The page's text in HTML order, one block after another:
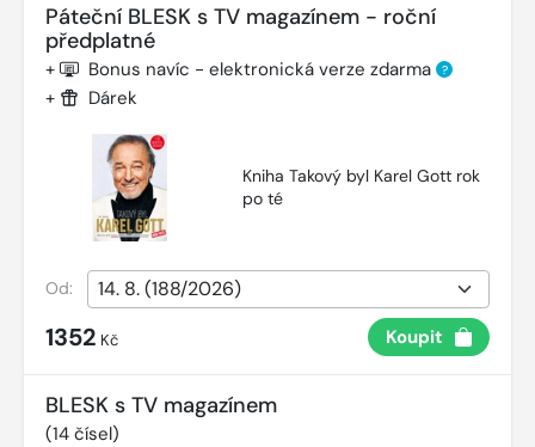
Páteční BLESK s TV magazínem - roční
předplatné
+ Bonus navíc - elektronická verze zdarma ?
+ Dárek
Kniha Takový byl Karel Gott rok
po té
Od:
1352 Kč Koupit
BLESK s TV magazínem
(14 čísel)